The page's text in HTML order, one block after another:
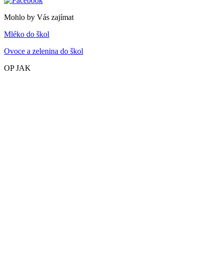
Mohlo by Vás zajímat
Mléko do škol
Ovoce a zelenina do škol
OP JAK